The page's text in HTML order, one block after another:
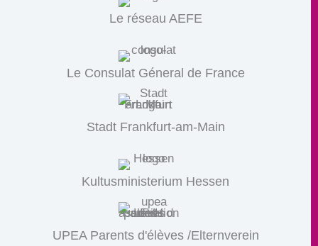
Le réseau AEFE
Le Consulat Géneral de France
Stadt Frankfurt-am-Main
Kultusministerium Hessen
UPEA Parents d'élèves /Elternverein